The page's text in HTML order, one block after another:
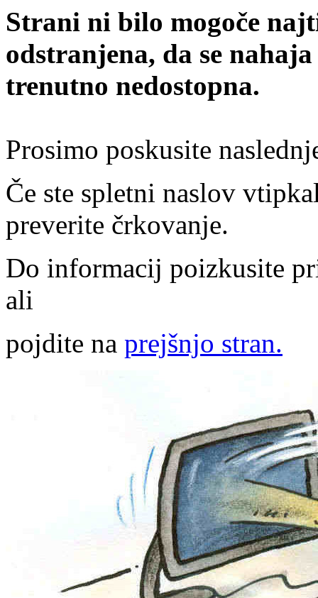
Strani ni bilo mogoče
odstranjena, da se
trenutno nedostopna.
Prosimo poskusite
Če ste spletni naslov
preverite črkovanje.
Do informacij poizkusite
ali
pojdite na prejšnjo stran.